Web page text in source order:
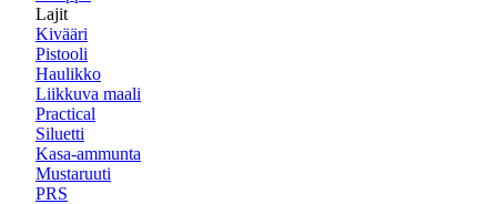
Lajit
Kivääri
Pistooli
Haulikko
Liikkuva maali
Practical
Siluetti
Kasa-ammunta
Mustaruuti
PRS